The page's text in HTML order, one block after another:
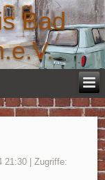
Bad
21:30 | Zugriffe: